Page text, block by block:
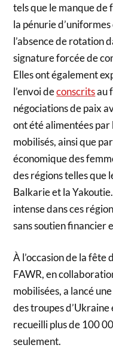
tels que le manque de
la pénurie
l’absence de rotation
signature forcée de
Elles ont également
l’envoi deconscritsau
négociations de paix
ont été alimentées par
mobilisés, ainsi que
économique des
des régions telles que
Balkarie et la
intense dans ces
sans soutien financier
À l’occasion de la
FAWR, en
mobilisées, a lancé
des troupes
recueilli plus de 100
seulement.